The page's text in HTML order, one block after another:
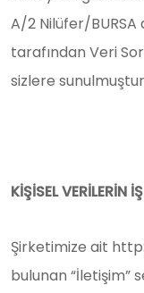
A/2 Nilüfer/
tarafından Veri
sizlere
KİŞİSEL VERİLERİN
Şirketimize ait
bulunan “İletişim”